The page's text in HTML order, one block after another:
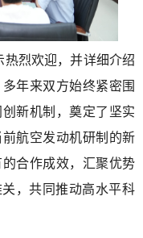
烈欢迎，并详细介绍
年来双方始终紧密围
新机制，奠定了坚实
航空发动机研制的新
合作成效，汇聚优势
，共同推动高水平科